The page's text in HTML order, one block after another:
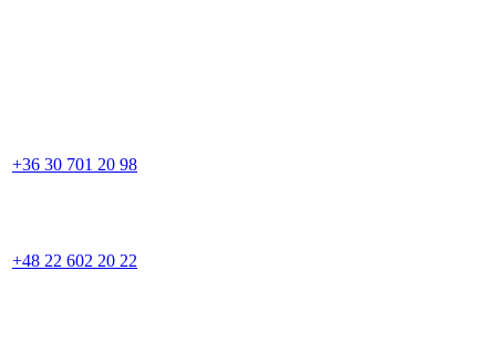
+36 30 701 20 98
+48 22 602 20 22